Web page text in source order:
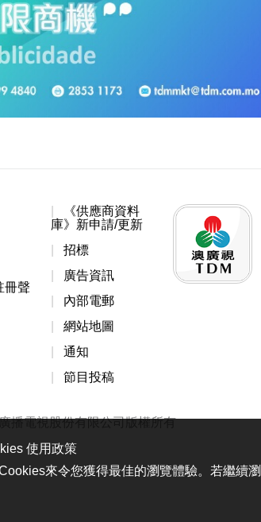
冊聲
《供應商資料
庫》新申請/更新
招標
廣告資訊
內部電郵
網站地圖
通知
節目投稿
播電視股份有限公司版權所有
使用政策
來令您獲得最佳的瀏覽體驗。若繼續